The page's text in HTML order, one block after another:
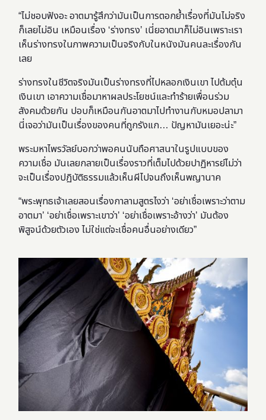
“ไม่ชอบฟังอะ อาตมารู้สึกว่ามันเป็นการตอกย้ำเรื่องที่มันไม่จริง
ก็เลยไม่อิน เหมือนเรื่อง ‘ร่างทรง’ เนี่ยอาตมาก็ไม่อินเพราะเรา
เห็นร่างทรงในภาพความเป็นจริงกับในหนังมันคนละเรื่องกัน
เลย
ร่างทรงในชีวิตจริงมันเป็นร่างทรงที่ไปหลอกเงินเขา ไปต้มตุ๋น
เงินเขา เอาความเชื่อมาหาผลประโยชน์และทำร้ายเพื่อนร่วม
สังคมด้วยกัน ปอบก็เหมือนกันอาตมาไปทำงานกับหมอปลามา
นี่เจอว่ามันเป็นเรื่องของคนที่ถูกรังแก… ปัญหามันเยอะน่ะ”
พระมหาไพรวัลย์บอกว่าพอคนนับถือศาสนาในรูปแบบของ
ความเชื่อ มันเลยกลายเป็นเรื่องราวที่เต็มไปด้วยปาฏิหารย์ไม่ว่า
จะเป็นเรื่องปฏิบัติธรรมแล้วเห็นผีไปจนถึงเห็นพญานาค
“พระพุทธเจ้าเลยสอนเรื่องกาลามสูตรไงว่า ‘อย่าเชื่อเพราะว่าตาม
อาตมา’ ‘อย่าเชื่อเพราะเขาว่า’ ‘อย่าเชื่อเพราะอ้างว่า’ มันต้อง
พิสูจน์ด้วยตัวเอง ไม่ใช่แต่จะเชื่อคนอื่นอย่างเดียว”